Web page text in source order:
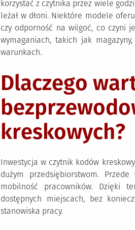
korzystać z czytnika przez wiele
leżał w dłoni. Niektóre modele
czy odporność na wilgoć, co czyni
wymaganiach, takich jak
warunkach.
Dlaczego
kreskowych?
Inwestycja w czytnik kodów
dużym przedsiębiorstwom.
mobilność pracowników. Dzięki
dostępnych miejscach, bez
stanowiska pracy.